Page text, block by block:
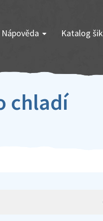
Nápověda Katalog
chladí